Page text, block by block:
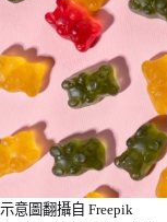
示意圖翻攝自 Freepik